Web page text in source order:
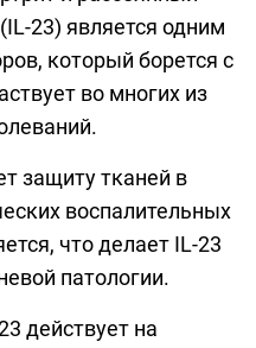
23) является одним
который борется с
во многих из
защиту тканей в
воспалительных
что делает IL-23
патологии.
действует на